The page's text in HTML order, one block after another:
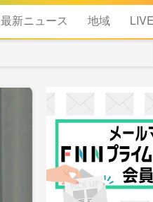
最新ニュース 地域 LIVE